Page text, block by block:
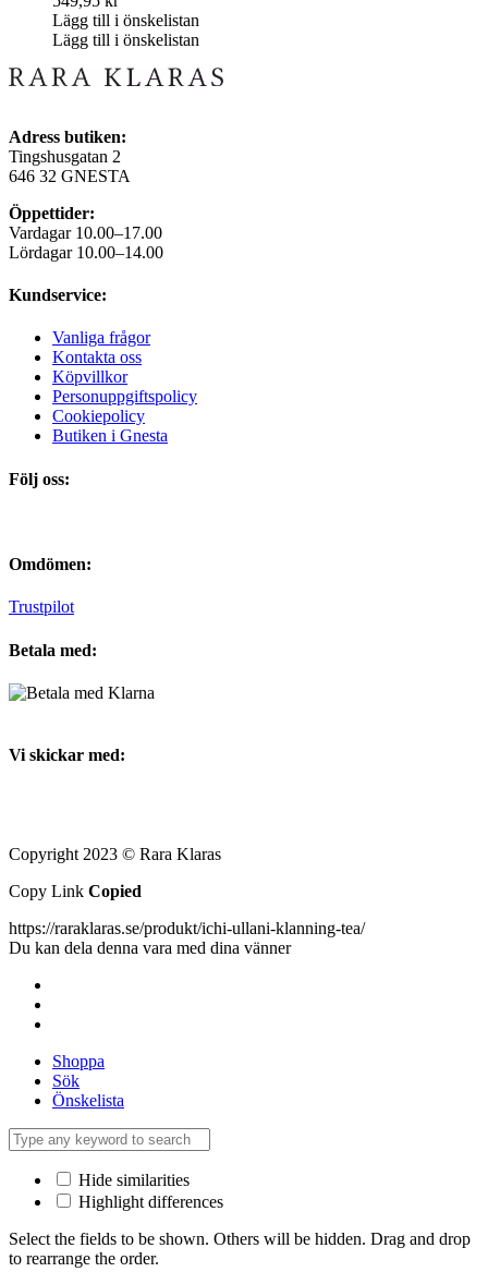
Lägg till i önskelistan
Lägg till i önskelistan
Adress butiken:
Tingshusgatan 2
646 32 GNESTA
Öppettider:
Vardagar 10.00–17.00
Lördagar 10.00–14.00
Kundservice:
Vanliga frågor
Kontakta oss
Köpvillkor
Personuppgiftspolicy
Cookiepolicy
Butiken i Gnesta
Följ oss:
Omdömen:
Trustpilot
Betala med:
Vi skickar med:
Copyright 2023 © Rara Klaras
Copy Link Copied
https://raraklaras.se/produkt/ichi-ullani-klanning-tea/
Du kan dela denna vara med dina vänner
Shoppa
Sök
Önskelista
Hide similarities
Highlight differences
Select the fields to be shown. Others will be hidden. Drag and drop
to rearrange the order.